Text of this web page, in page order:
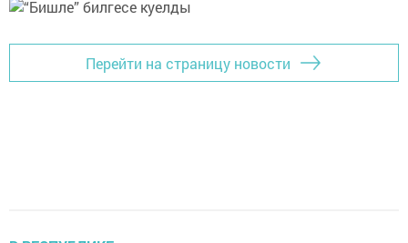
Перейти на страницу новости